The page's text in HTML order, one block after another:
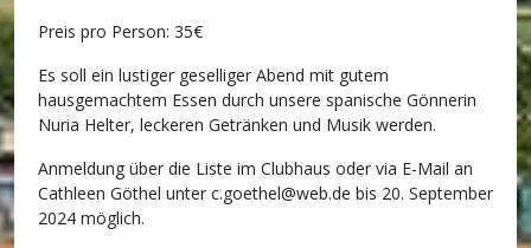
Preis pro Person: 35€
Es soll ein lustiger geselliger Abend mit gutem
hausgemachtem Essen durch unsere spanische Gönnerin
Nuria Helter, leckeren Getränken und Musik werden.
Anmeldung über die Liste im Clubhaus oder via E-Mail an
Cathleen Göthel unter c.goethel@web.de bis 20. September
2024 möglich.